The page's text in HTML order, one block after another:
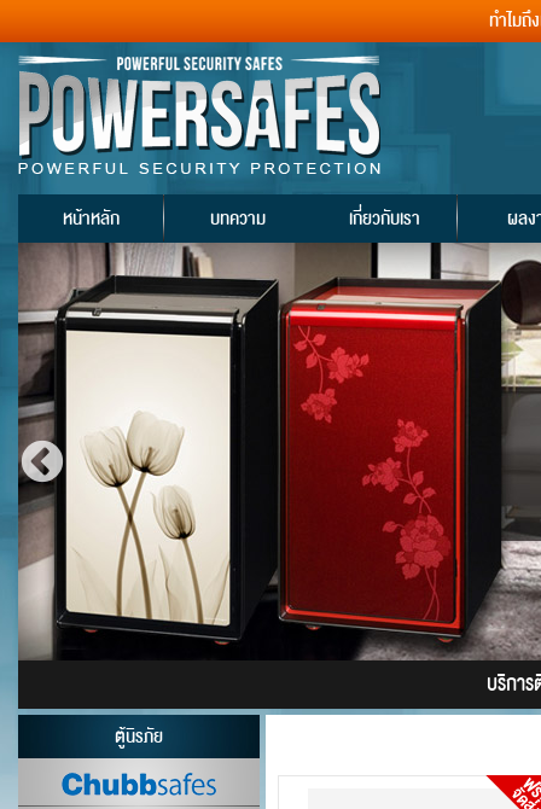
ทำไมถึ
หน้าหลัก บทความ เกี่ยวกับเรา ผลง
บริการ
ตู้นิรภัย